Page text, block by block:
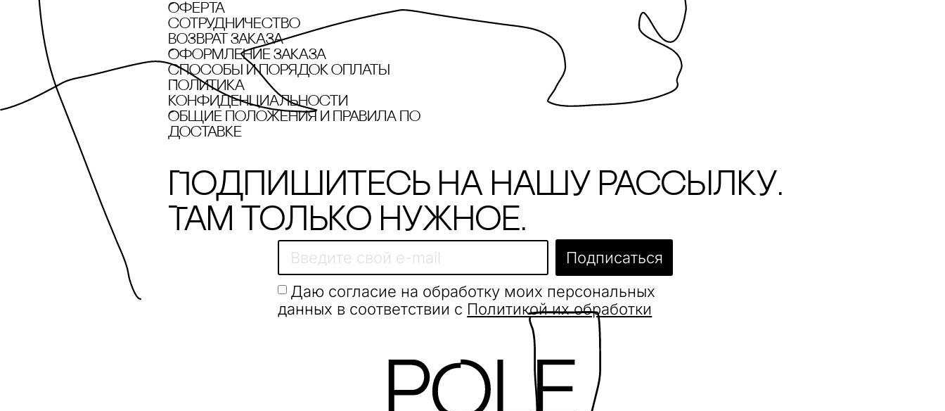
pole concept store
x Дарья Фетисова
pole concept store
x Саша Эпштейн
recoulage
Revyline
Rizzoli New York
SAINTART
Sample x Дарья
Барыбина
Sample х Алексей
Дубинский
Оферта
сотрудничество
Возврат заказа
Оформление заказа
cпособы и порядок оплаты
Политика
конфиденциальности
Общие положения и правила по
доставке
Подпишитесь на нашу рассылку.
Там только нужное.
Даю согласие на обработку моих персональных
данных в соответствии с Политикой их обработки
Подписаться